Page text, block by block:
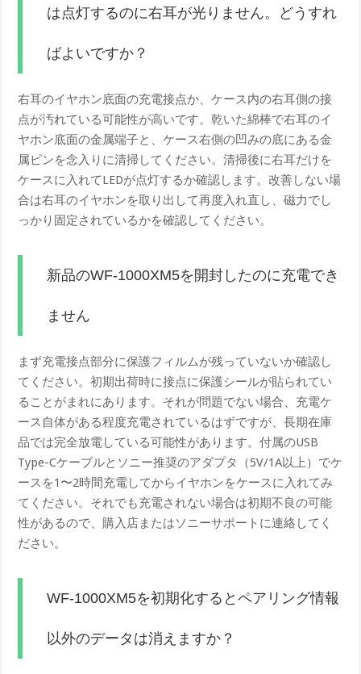
は点灯するのに右耳が光りません。どうすれ
ばよいですか？
右耳のイヤホン底面の充電接点か、ケース内の右耳側の接
点が汚れている可能性が高いです。乾いた綿棒で右耳のイ
ヤホン底面の金属端子と、ケース右側の凹みの底にある金
属ピンを念入りに清掃してください。清掃後に右耳だけを
ケースに入れてLEDが点灯するか確認します。改善しない場
合は右耳のイヤホンを取り出して再度入れ直し、磁力でし
っかり固定されているかを確認してください。
新品のWF-1000XM5を開封したのに充電でき
ません
まず充電接点部分に保護フィルムが残っていないか確認し
てください。初期出荷時に接点に保護シールが貼られてい
ることがまれにあります。それが問題でない場合、充電ケ
ース自体がある程度充電されているはずですが、長期在庫
品では完全放電している可能性があります。付属のUSB
Type-Cケーブルとソニー推奨のアダプタ（5V/1A以上）でケ
ースを1〜2時間充電してからイヤホンをケースに入れてみ
てください。それでも充電されない場合は初期不良の可能
性があるので、購入店またはソニーサポートに連絡してく
ださい。
WF-1000XM5を初期化するとペアリング情報
以外のデータは消えますか？